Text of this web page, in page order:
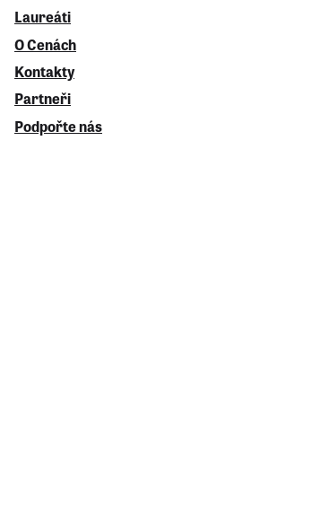
Laureáti
O Cenách
Kontakty
Partneři
Podpořte nás